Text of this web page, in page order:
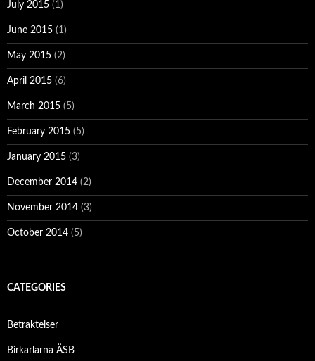
July 2015 (1)
June 2015 (1)
May 2015 (2)
April 2015 (6)
March 2015 (5)
February 2015 (5)
January 2015 (3)
December 2014 (2)
November 2014 (3)
October 2014 (5)
CATEGORIES
Betraktelser
Birkarlarna ÄSB